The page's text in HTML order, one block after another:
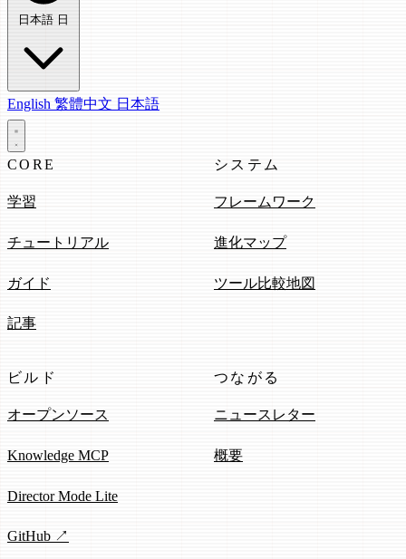
日本語 日
English 繁體中文 日本語
CORE
学習
チュートリアル
ガイド
記事
システム
フレームワーク
進化マップ
ツール比較地図
ビルド
オープンソース
Knowledge MCP
Director Mode Lite
GitHub ↗
つながる
ニュースレター
概要